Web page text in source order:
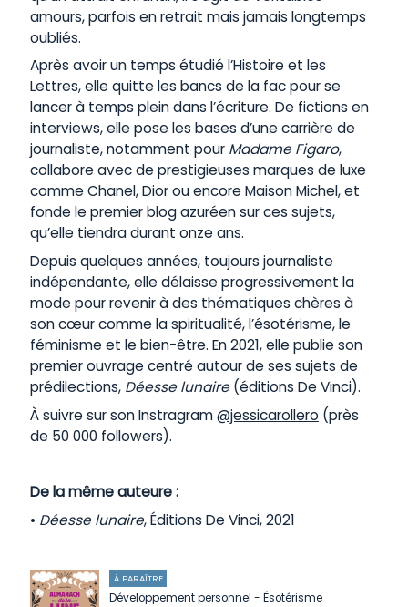
amours, parfois en retrait mais jamais longtemps
oubliés.
Après avoir un temps étudié l’Histoire et les
Lettres, elle quitte les bancs de la fac pour se
lancer à temps plein dans l’écriture. De fictions en
interviews, elle pose les bases d’une carrière de
journaliste, notamment pour Madame Figaro,
collabore avec de prestigieuses marques de luxe
comme Chanel, Dior ou encore Maison Michel, et
fonde le premier blog azuréen sur ces sujets,
qu’elle tiendra durant onze ans.
Depuis quelques années, toujours journaliste
indépendante, elle délaisse progressivement la
mode pour revenir à des thématiques chères à
son cœur comme la spiritualité, l’ésotérisme, le
féminisme et le bien-être. En 2021, elle publie son
premier ouvrage centré autour de ses sujets de
prédilections, Déesse lunaire(éditions De Vinci).
À suivre sur son Instragram@jessicarollero (près
de 50 000 followers).
De la même auteure :
• Déesse lunaire, Éditions De Vinci, 2021
À PARAÎTRE
Développement personnel - Ésotérisme